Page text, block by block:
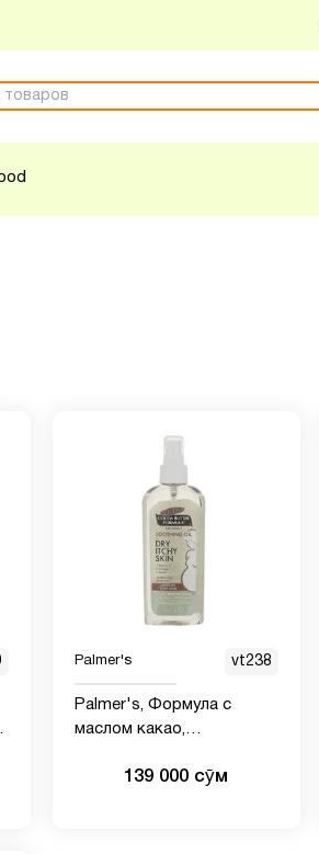
Palmer's vt238
Palmer's, Формула с
маслом какао,
для кожи, 150 мл (5,1
139 000 сӯм